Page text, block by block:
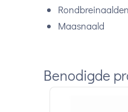
Maasnaald
Benodigde